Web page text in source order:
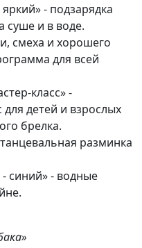
- подзарядка
суше и в воде.
смеха и хорошего
для всей
класс» -
детей и взрослых
брелка.
разминка
- синий» - водные